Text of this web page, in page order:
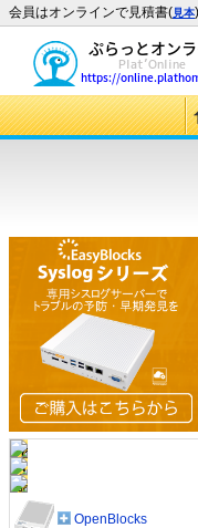
会員はオンラインで見積書(見本
OpenBlocks